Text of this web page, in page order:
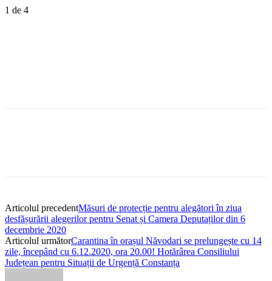
1 de 4
Articolul precedentMăsuri de protecție pentru alegători în ziua
desfășurării alegerilor pentru Senat și Camera Deputaților din 6
decembrie 2020
Articolul următorCarantina în orașul Năvodari se prelungește cu 14
zile, începând cu 6.12.2020, ora 20.00! Hotărârea Consiliului
Județean pentru Situații de Urgență Constanța